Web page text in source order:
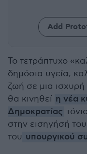
Add
Το τετράπτυχο
δημόσια υγεία,
ζωή σε μια
θα κινηθεί η νέα
Δημοκρατίας
στην εισηγήσή
του υπουργικού